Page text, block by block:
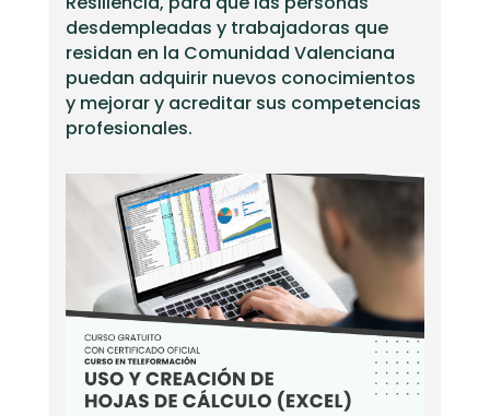
desdempleadas y trabajadoras que
residan en la Comunidad Valenciana
puedan adquirir nuevos conocimientos
y mejorar y acreditar sus competencias
profesionales.